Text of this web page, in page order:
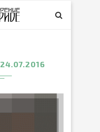
24.07.2016